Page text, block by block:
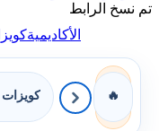
نسخ الرابط
الأكاديميةكويزات
كويزات